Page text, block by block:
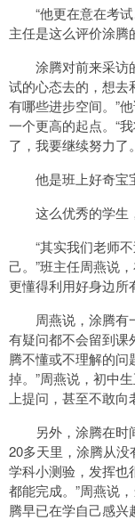
“他更在意在考试
主任是这么评价涂腾
涂腾对前来采访的
试的心态去的，想去
有哪些进步空间。”
一个更高的起点。“
了，我要继续努力了
他是班上好奇宝
这么优秀的学生
“其实我们老师不
己。”班主任周燕说
更懂得利用好身边所
周燕说，涂腾有
有疑问都不会留到课
腾不懂或不理解的
掉。”周燕说，初中
上提问，甚至不敢向
另外，涂腾在时
20多天里，涂腾从
学科小测验，发挥也
都能完成。”周燕说
腾早已在学自己感兴